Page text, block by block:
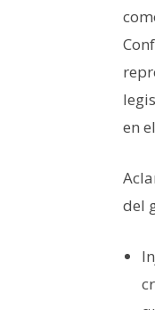
en
del